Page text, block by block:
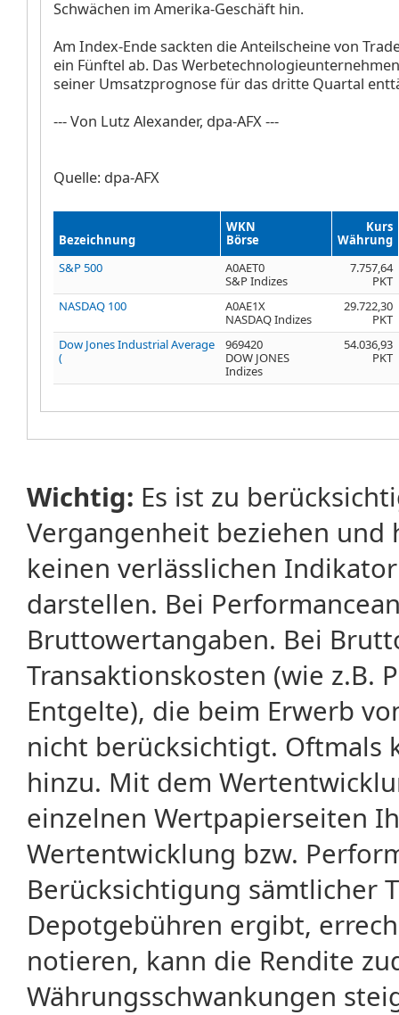
Schwächen im Amerika-Geschäft hin.
Am Index-Ende sackten die Anteilscheine von
ein Fünftel ab. Das
seiner Umsatzprognose für das dritte Quartal
--- Von Lutz Alexander, dpa-AFX ---
Quelle: dpa-AFX
Bezeichnung
WKN
Börse
Kurs
Währung
S&P 500
A0AET0
S&P Indizes
7.757,64
PKT
NASDAQ 100
A0AE1X
NASDAQ Indizes
29.722,30
PKT
Dow Jones Industrial Average
(
969420
DOW JONES
Indizes
54.036,93
PKT
Wichtig: Es ist zu
Vergangenheit beziehen
keinen verlässlichen
darstellen. Bei
Bruttowertangaben. Bei
Transaktionskosten (wie z.B.
Entgelte), die beim Erwerb
nicht berücksichtigt. Oftmals
hinzu. Mit dem
einzelnen Wertpapierseiten
Wertentwicklung bzw.
Berücksichtigung sämtlicher
Depotgebühren ergibt,
notieren, kann die Rendite
Währungsschwankungen